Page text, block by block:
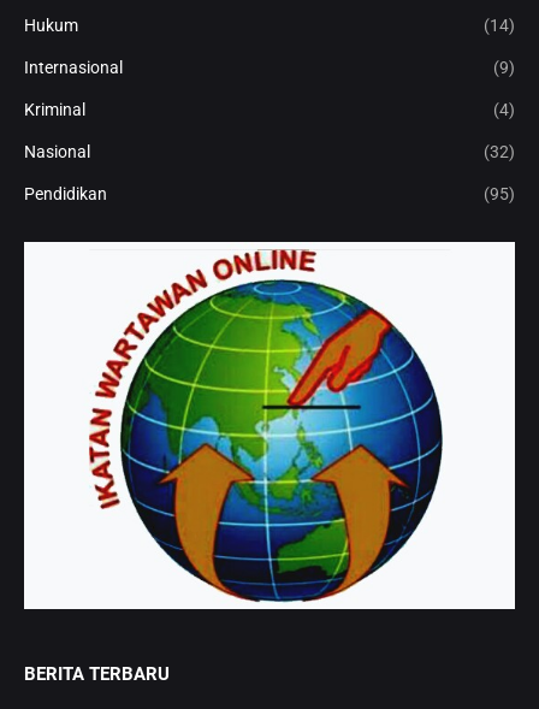
Hukum (14)
Internasional (9)
Kriminal (4)
Nasional (32)
Pendidikan (95)
BERITA TERBARU